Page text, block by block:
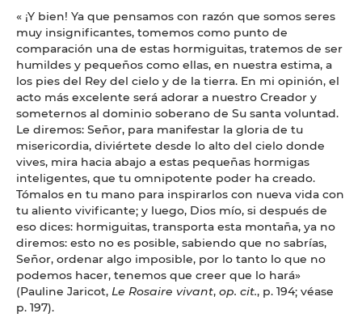
« ¡Y bien! Ya que pensamos con razón que somos seres
muy insignificantes, tomemos como punto de
comparación una de estas hormiguitas, tratemos de ser
humildes y pequeños como ellas, en nuestra estima, a
los pies del Rey del cielo y de la tierra. En mi opinión, el
acto más excelente será adorar a nuestro Creador y
someternos al dominio soberano de Su santa voluntad.
Le diremos: Señor, para manifestar la gloria de tu
misericordia, diviértete desde lo alto del cielo donde
vives, mira hacia abajo a estas pequeñas hormigas
inteligentes, que tu omnipotente poder ha creado.
Tómalos en tu mano para inspirarlos con nueva vida con
tu aliento vivificante; y luego, Dios mío, si después de
eso dices: hormiguitas, transporta esta montaña, ya no
diremos: esto no es posible, sabiendo que no sabrías,
Señor, ordenar algo imposible, por lo tanto lo que no
podemos hacer, tenemos que creer que lo hará»
(Pauline Jaricot, Le Rosaire vivant, op. cit., p. 194; véase
p. 197).